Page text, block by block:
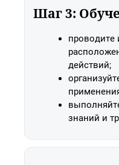
Шаг 3:
проводите
действий;
знаний и